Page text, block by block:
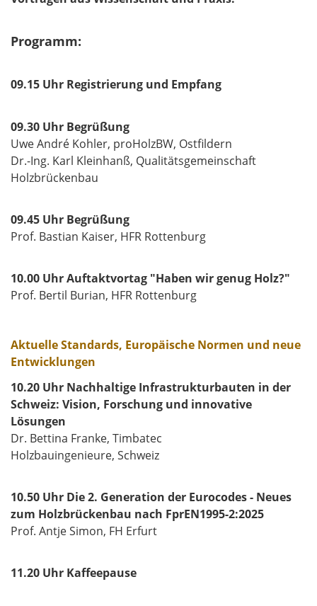
Programm:
09.15 Uhr Registrierung und Empfang
09.30 Uhr Begrüßung
Uwe André Kohler, proHolzBW, Ostfildern
Dr.-Ing. Karl Kleinhanß, Qualitätsgemeinschaft
Holzbrückenbau
09.45 Uhr Begrüßung
Prof. Bastian Kaiser, HFR Rottenburg
10.00 Uhr Auftaktvortag "Haben wir genug Holz?"
Prof. Bertil Burian, HFR Rottenburg
Aktuelle Standards, Europäische Normen und neue
Entwicklungen
10.20 Uhr Nachhaltige Infrastrukturbauten in der
Schweiz: Vision, Forschung und innovative
Lösungen
Dr. Bettina Franke, Timbatec
Holzbauingenieure, Schweiz
10.50 Uhr Die 2. Generation der Eurocodes - Neues
zum Holzbrückenbau nach FprEN1995-2:2025
Prof. Antje Simon, FH Erfurt
11.20 Uhr Kaffeepause